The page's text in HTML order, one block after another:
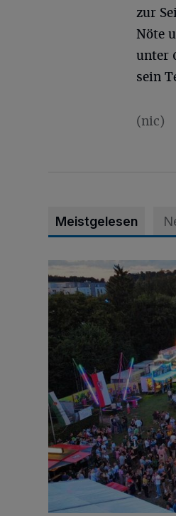
zur
Nöte
unter
sein
(nic)
Meistgelesen
Vier Tage mit vollem